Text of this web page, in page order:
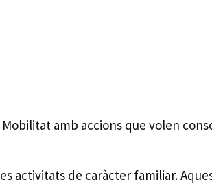
amb accions que volen
activitats de caràcter familiar.